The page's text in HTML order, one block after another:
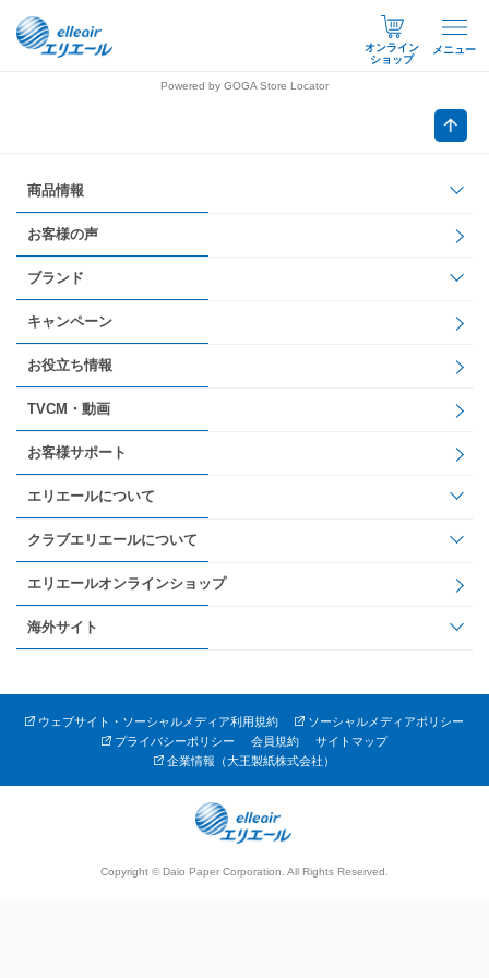
オンライン
ショップ
メニュー
Powered by GOGA Store Locator
商品情報
お客様の声
ブランド
キャンペーン
お役立ち情報
TVCM・動画
お客様サポート
エリエールについて
クラブエリエールについて
エリエールオンラインショップ
海外サイト
ウェブサイト・ソーシャルメディア利用規約
ソーシャルメディアポリシー
プライバシーポリシー
会員規約
サイトマップ
企業情報（大王製紙株式会社）
Copyright © Daio Paper Corporation. All Rights Reserved.